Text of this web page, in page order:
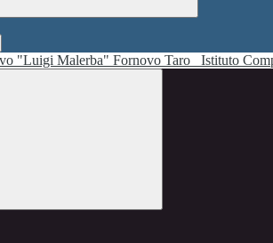
Istituto